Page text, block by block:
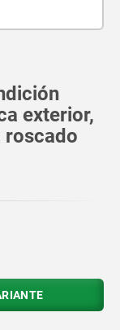
exterior,
roscado